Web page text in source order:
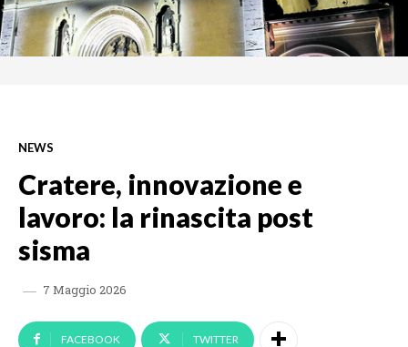
NEWS
Cratere, innovazione e
lavoro: la rinascita post
sisma
7 Maggio 2026
FACEBOOK TWITTER